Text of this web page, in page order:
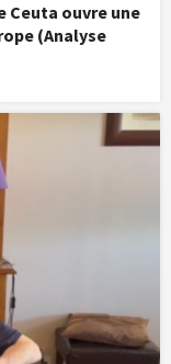
Ceuta ouvre une
(Analyse